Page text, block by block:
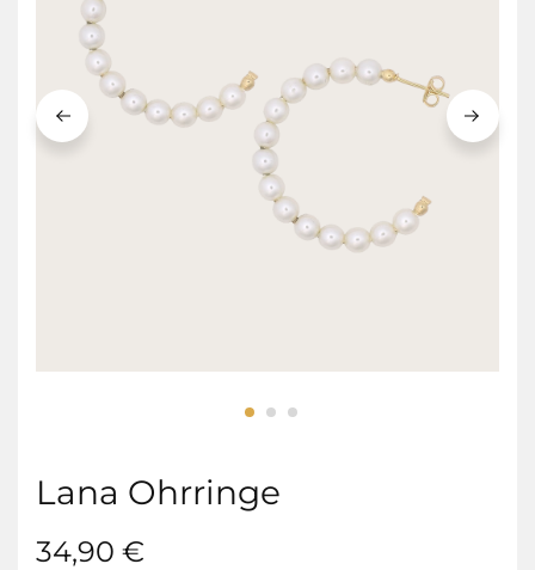
Lana Ohrringe
34,90 €